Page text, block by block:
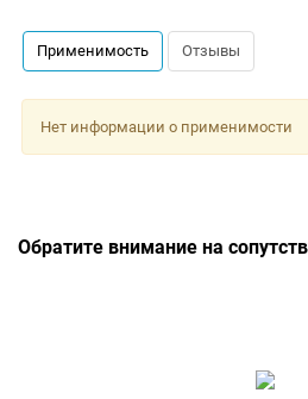
Применимость Отзывы
Нет информации о применимости
Обратите внимание на